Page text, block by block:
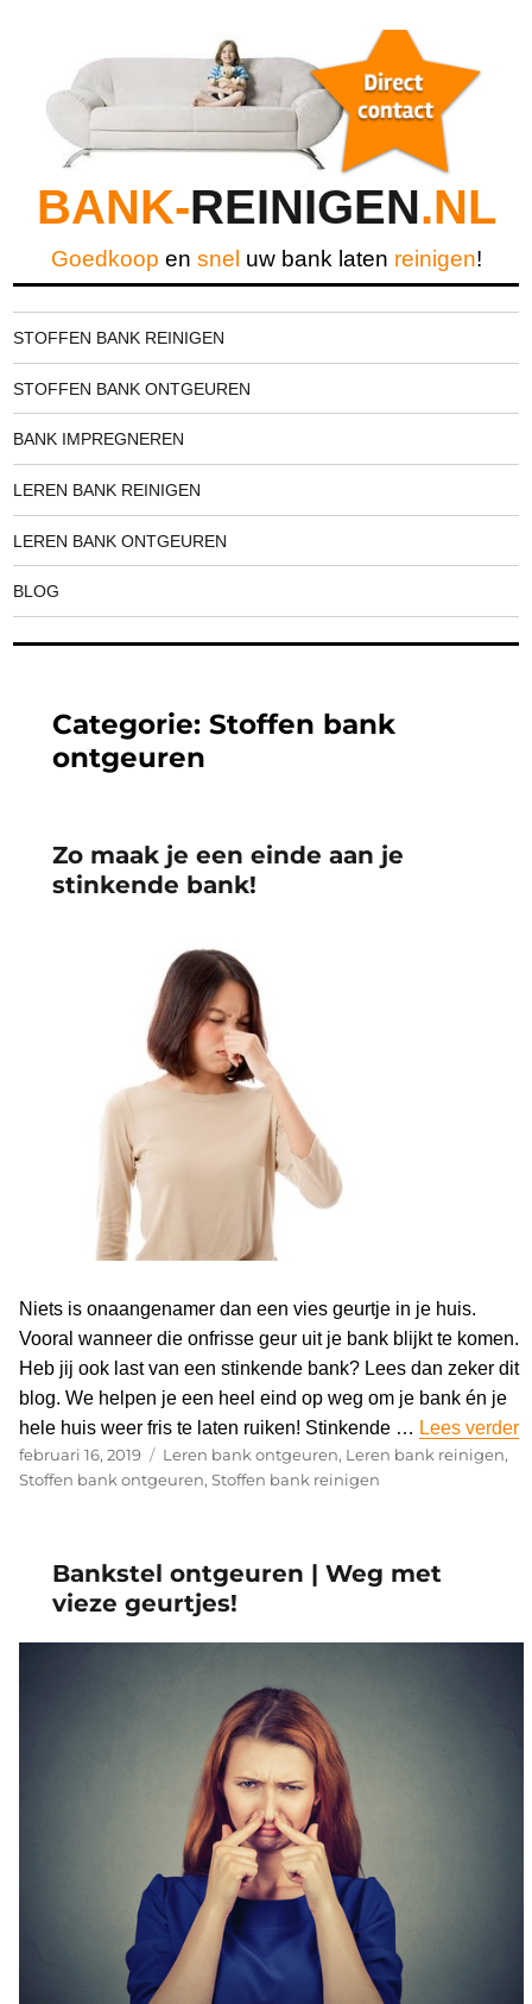
BANK-REINIGEN.NL
Goedkoop en snel uw bank laten reinigen!
STOFFEN BANK REINIGEN
STOFFEN BANK ONTGEUREN
BANK IMPREGNEREN
LEREN BANK REINIGEN
LEREN BANK ONTGEUREN
BLOG
Categorie:Stoffen bank
ontgeuren
Zo maak je een einde aan je
stinkende bank!
Niets is onaangenamer dan een vies geurtje in je huis.
Vooral wanneer die onfrisse geur uit je bank blijkt te komen.
Heb jij ook last van een stinkende bank? Lees dan zeker dit
blog. We helpen je een heel eind op weg om je bank én je
hele huis weer fris te laten ruiken! Stinkende … Lees verder
Geplaatst
op
februari 16, 2019 Categorieën
Leren bank ontgeuren, Leren bank reinigen,
Stoffen bank ontgeuren, Stoffen bank reinigen
Bankstel ontgeuren | Weg met
vieze geurtjes!